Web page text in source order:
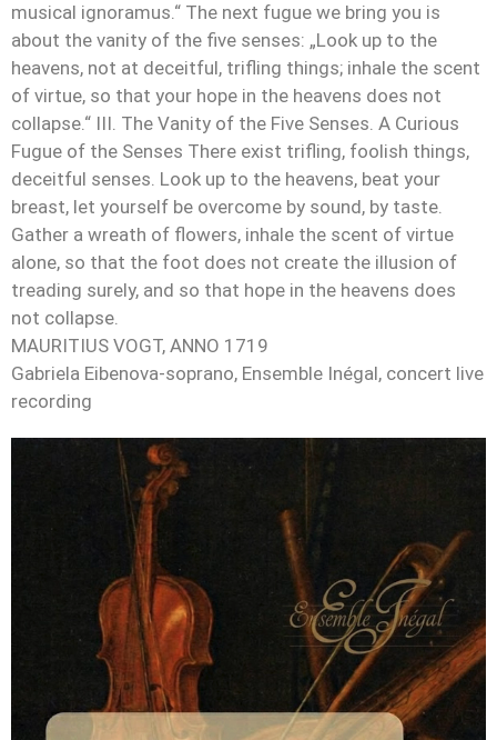
musical ignoramus.“ The next fugue we bring you is
about the vanity of the five senses: „Look up to the
heavens, not at deceitful, trifling things; inhale the scent
of virtue, so that your hope in the heavens does not
collapse.“ III. The Vanity of the Five Senses. A Curious
Fugue of the Senses There exist trifling, foolish things,
deceitful senses. Look up to the heavens, beat your
breast, let yourself be overcome by sound, by taste.
Gather a wreath of flowers, inhale the scent of virtue
alone, so that the foot does not create the illusion of
treading surely, and so that hope in the heavens does
not collapse.
MAURITIUS VOGT, ANNO 1719
Gabriela Eibenova-soprano, Ensemble Inégal, concert live
recording